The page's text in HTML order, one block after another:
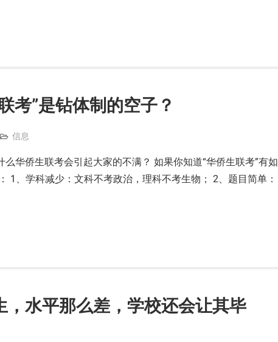
考”是钻体制的空子？
信息
么华侨生联考会引起大家的不满？ 如果你知道“华侨生联考”有如
1、学科减少：文科不考政治，理科不考生物； 2、题目简单：
，水平那么差，学校还会让其毕